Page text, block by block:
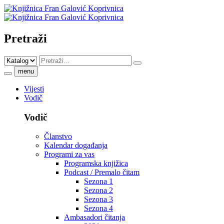
Pretraži
menu
Vijesti
Vodič
Vodič
Članstvo
Kalendar događanja
Programi za vas
Programska knjižica
Podcast / Premalo čitam
Sezona 1
Sezona 2
Sezona 3
Sezona 4
Ambasadori čitanja